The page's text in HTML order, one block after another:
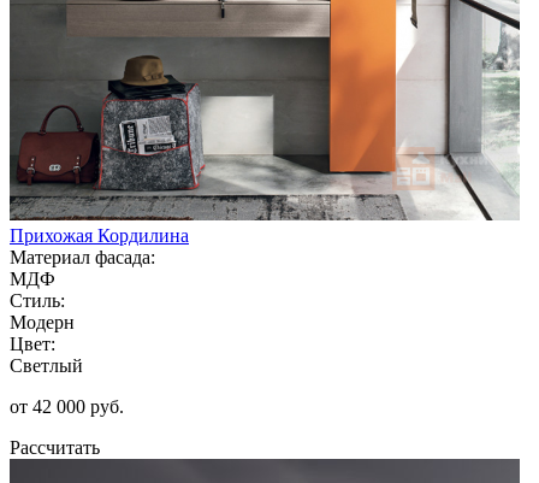
Прихожая Кордилина
Материал фасада:
МДФ
Стиль:
Модерн
Цвет:
Светлый
от 42 000 руб.
Рассчитать